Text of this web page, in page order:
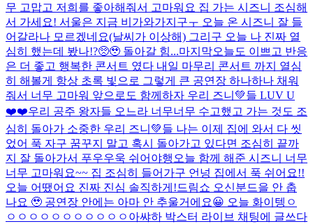
무 고맙고 저희를 좋아해줘서 고마워요 집 가는 시즈니 조심해
서 가세요! 서울은 지금 비가와가지구ㅜ 오늘 온 시즈니 잘 들
어갈라나 모르겠네요(날씨가 이상해) 그리구 오늘 나 진짜 열
심히 했는데 봤나!?🥺🥹 돌아갈 힘...마지막오늘도 이쁘고 반응
은 더 좋고 행복한 콘서트 였다 내일 마무리 콘서트 까지 열심
히 해볼게 항상 초록 빛으로 그렇게 큰 공연장 하나하나 채워
줘서 너무 고마워 앞으로도 함께하자 우리 즈니💚들 LUV U
❤️❤️우리 공주 왕자들 오느라 너무너무 수고했고 가는 것도 조
심히 돌아가 소중한 우리 즈니💚들 나는 이제 집에 와서 다 씻
었어 푹 자구 꿈꾸지 말고 혹시 돌아가고 있다면 조심히 끝까
지 잘 돌아가서 푸우우욱 쉬어야행 오늘 함께 해준 시즈니 너무
너무 고마워요~~ 집 조심히 들어가구 언넝 집에서 푹 쉬어요!!
오늘 어땠어요 진짜 진심 솔직하게!드림쇼 오신분드을 안 춥
나요 🥹 공연장 안에는 아마 안 추울거에요😀 오늘 화이텡ㅇ
ㅇㅇㅇㅇㅇㅇㅇㅇㅇㅇㅇ아쌰하 박스터 라이브 채팅에 글쓰다